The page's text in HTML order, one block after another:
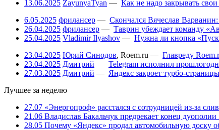
13.06.2025 ZayunyaTyan — Как не надо закрывать
6.05.2025 фрилансер — Скончался Вячеслав
26.04.2025 фрилансер — Таврин убеждает команду
25.04.2025 Vladimir Ilyashov — Нужна ли кнопка
23.04.2025 Юрий Синодов, Roem.ru — Главреду
23.04.2025 Дмитрий — Telegram исполнил
27.03.2025 Дмитрий — Яндекс закроет турбо-страницы
Лучшее за неделю
27.07 «Энергопроф» расстался с сотрудницей из-за
21.06 Владислав Бакальчук предрекает конец дуополии
28.05 Почему «Яндекс» продал автомобильную доску